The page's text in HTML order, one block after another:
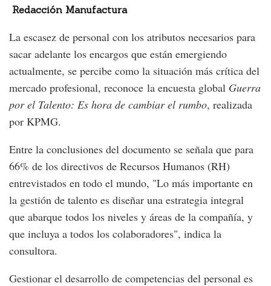
Redacción Manufactura
La escasez de personal con los atributos necesarios para
sacar adelante los encargos que están emergiendo
actualmente, se percibe como la situación más crítica del
mercado profesional, reconoce la encuesta global Guerra
por el Talento: Es hora de cambiar el rumbo, realizada
por KPMG.
Entre la conclusiones del documento se señala que para
66% de los directivos de Recursos Humanos (RH)
entrevistados en todo el mundo, "Lo más importante en
la gestión de talento es diseñar una estrategia integral
que abarque todos los niveles y áreas de la compañía, y
que incluya a todos los colaboradores", indica la
consultora.
Gestionar el desarrollo de competencias del personal es